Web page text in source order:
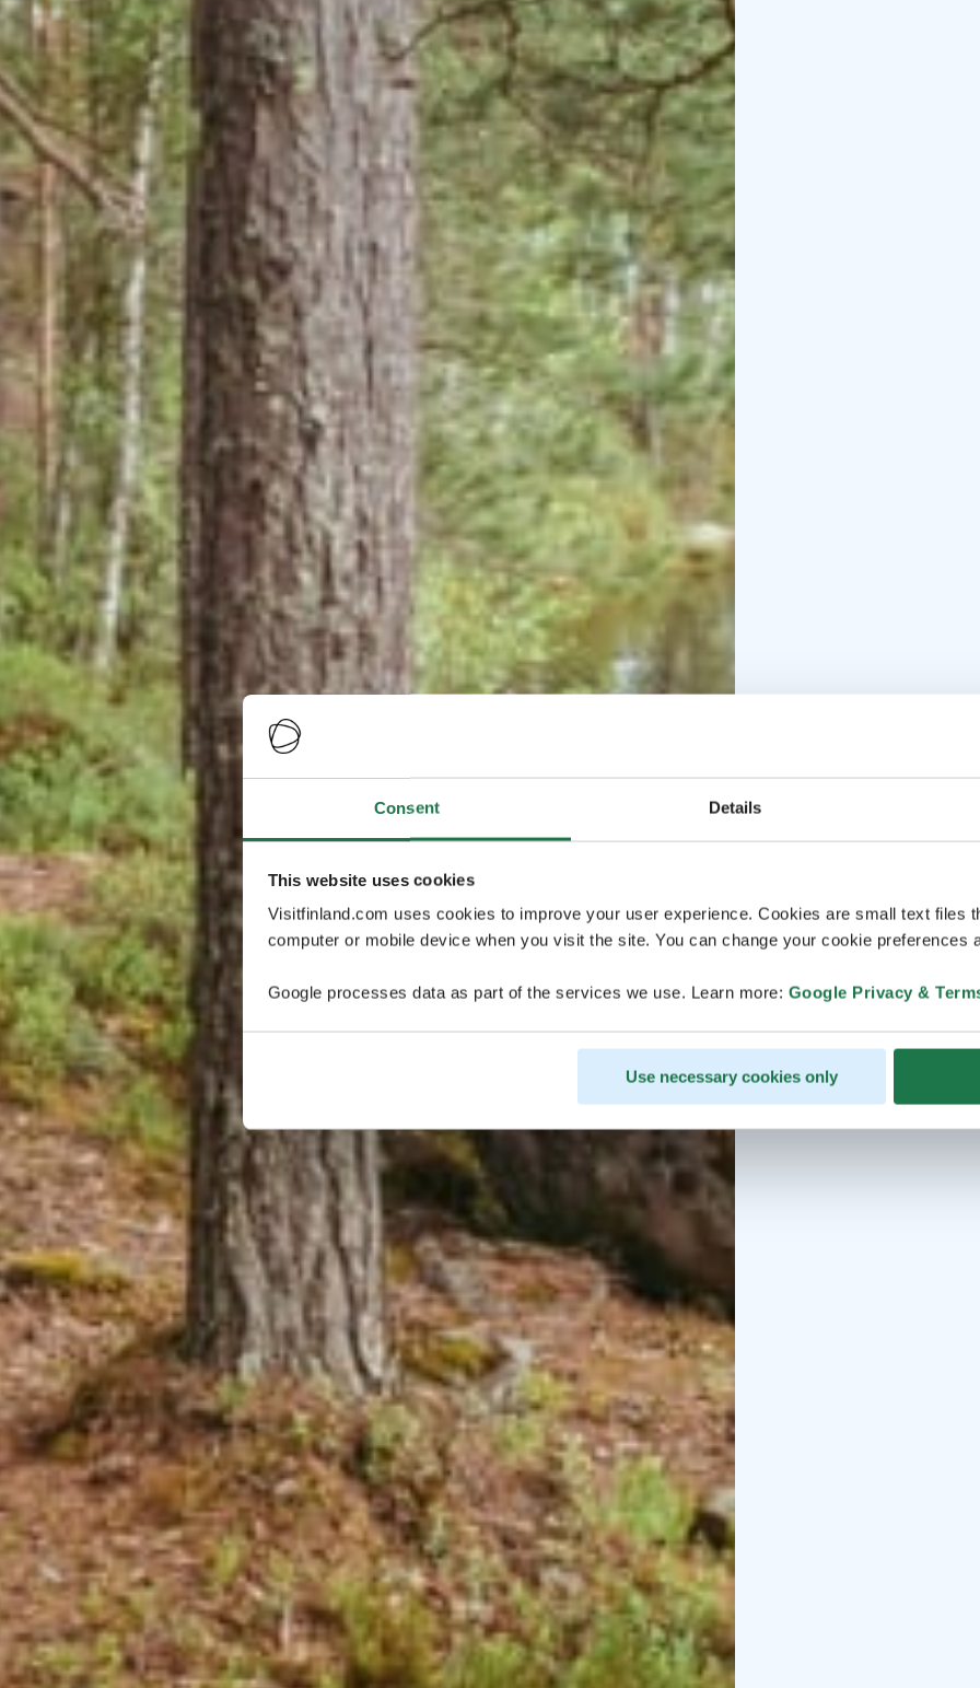
Consent Details
This website uses cookies
Visitfinland.com uses cookies to improve your user experience. Cookies are small text files
computer or mobile device when you visit the site. You can change your cookie preferences
Google processes data as part of the services we use. Learn more: Google Privacy &
Use necessary cookies only